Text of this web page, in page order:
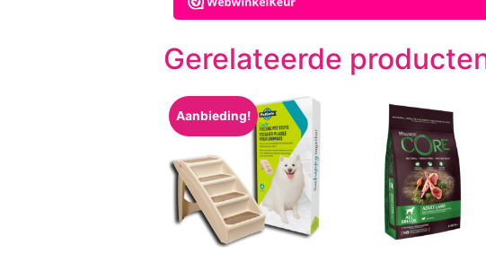
Gerelateerde
Aanbieding!